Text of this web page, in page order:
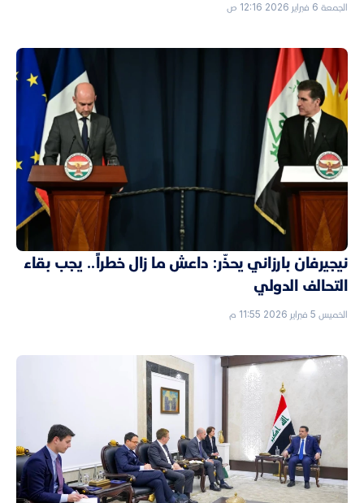
الجمعة 6 فبراير 2026 12:16 ص
نيجيرفان بارزاني يحذّر: داعش ما زال خطراً.. يجب بقاء
التحالف الدولي
الخميس 5 فبراير 2026 11:55 م